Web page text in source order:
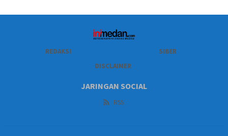
REDAKSI
SIBER
DISCLAIMER
JARINGAN SOCIAL
RSS